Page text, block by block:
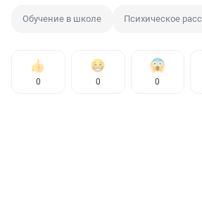
Обучение в школе Психическое
0 0 0